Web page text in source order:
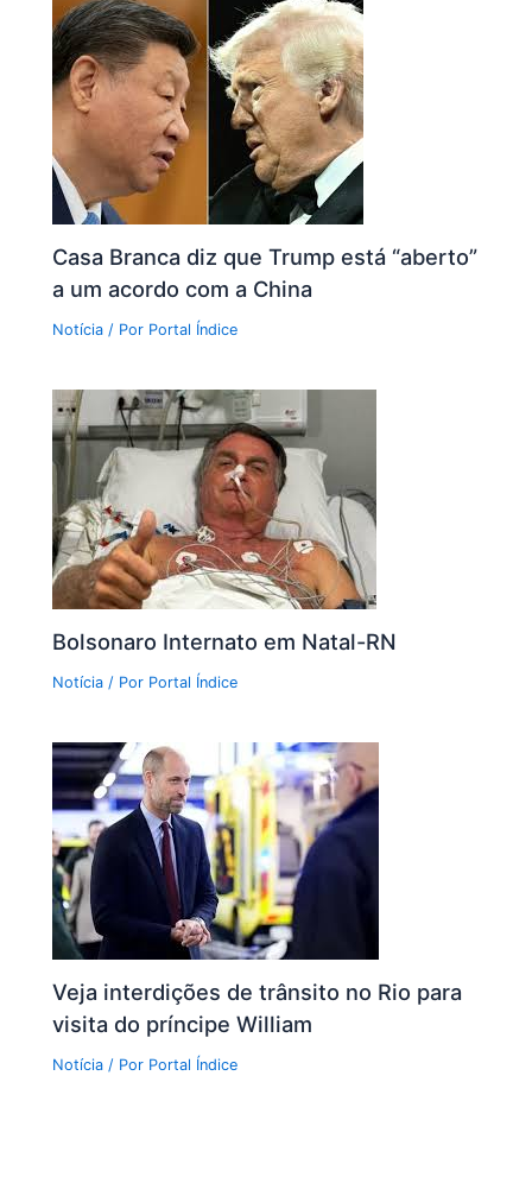
Casa Branca diz que Trump está “aberto”
a um acordo com a China
Notícia / Por Portal Índice
Bolsonaro Internato em Natal-RN
Notícia / Por Portal Índice
Veja interdições de trânsito no Rio para
visita do príncipe William
Notícia / Por Portal Índice